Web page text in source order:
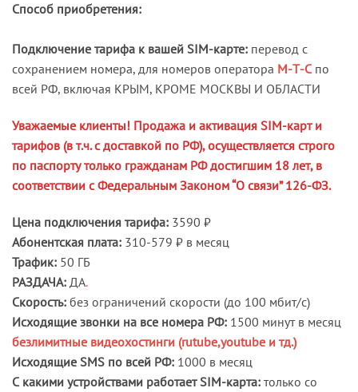
Способ приобретения:
Подключение тарифа к вашей SIM-карте: перевод с
сохранением номера, для номеров оператора М-Т-Спо
всей РФ, включая КРЫМ, КРОМЕ МОСКВЫ И ОБЛАСТИ
Уважаемые клиенты! Продажа и активация SIM-карт и
тарифов (в т.ч. с доставкой по РФ), осуществляется строго
по паспорту только гражданам РФ достигшим 18 лет, в
соответствии с Федеральным Законом “О связи” 126-ФЗ.
Цена подключения тарифа: 3590 ₽
Абонентская плата: 310-579 ₽ в месяц
Трафик: 50 ГБ
РАЗДАЧА: ДА.
Скорость: без ограничений скорости (до 100 мбит/с)
Исходящие звонки на все номера РФ: 1500 минут в месяц
безлимитные видеохостинги (rutube,youtube и тд.)
Исходящие SMS по всей РФ: 1000 в месяц
С какими устройствами работает SIM-карта: только со